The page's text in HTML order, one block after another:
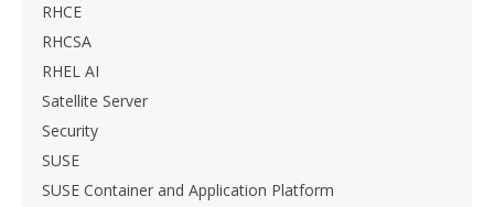
RHCE
RHCSA
RHEL AI
Satellite Server
Security
SUSE
SUSE Container and Application Platform